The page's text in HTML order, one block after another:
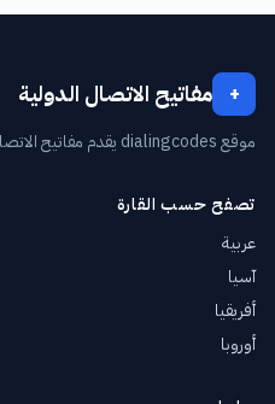
+ مفاتيح الاتصال الدولية
موقع dialingcodes يقدم مفاتيح الاتصال الدولية ومعلومات الدول مجاناً.
تصفح حسب القارة
عربية
آسيا
أفريقيا
أوروبا